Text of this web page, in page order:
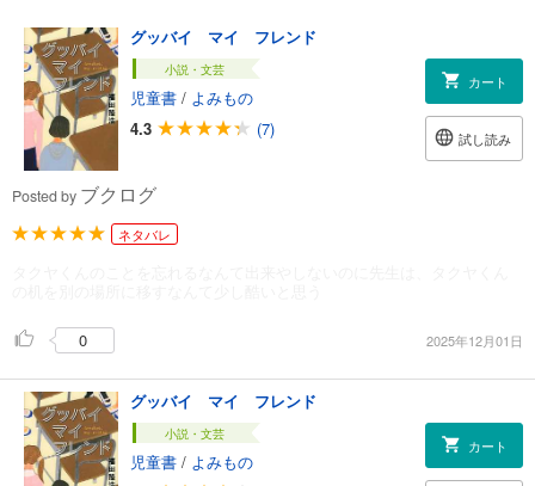
グッバイ マイ フレンド
小説・文芸
児童書 / よみもの
4.3
(7)
カート
試し読み
Posted by ブクログ
ネタバレ
0 2025年12月01日
グッバイ マイ フレンド
小説・文芸
児童書 / よみもの
カート